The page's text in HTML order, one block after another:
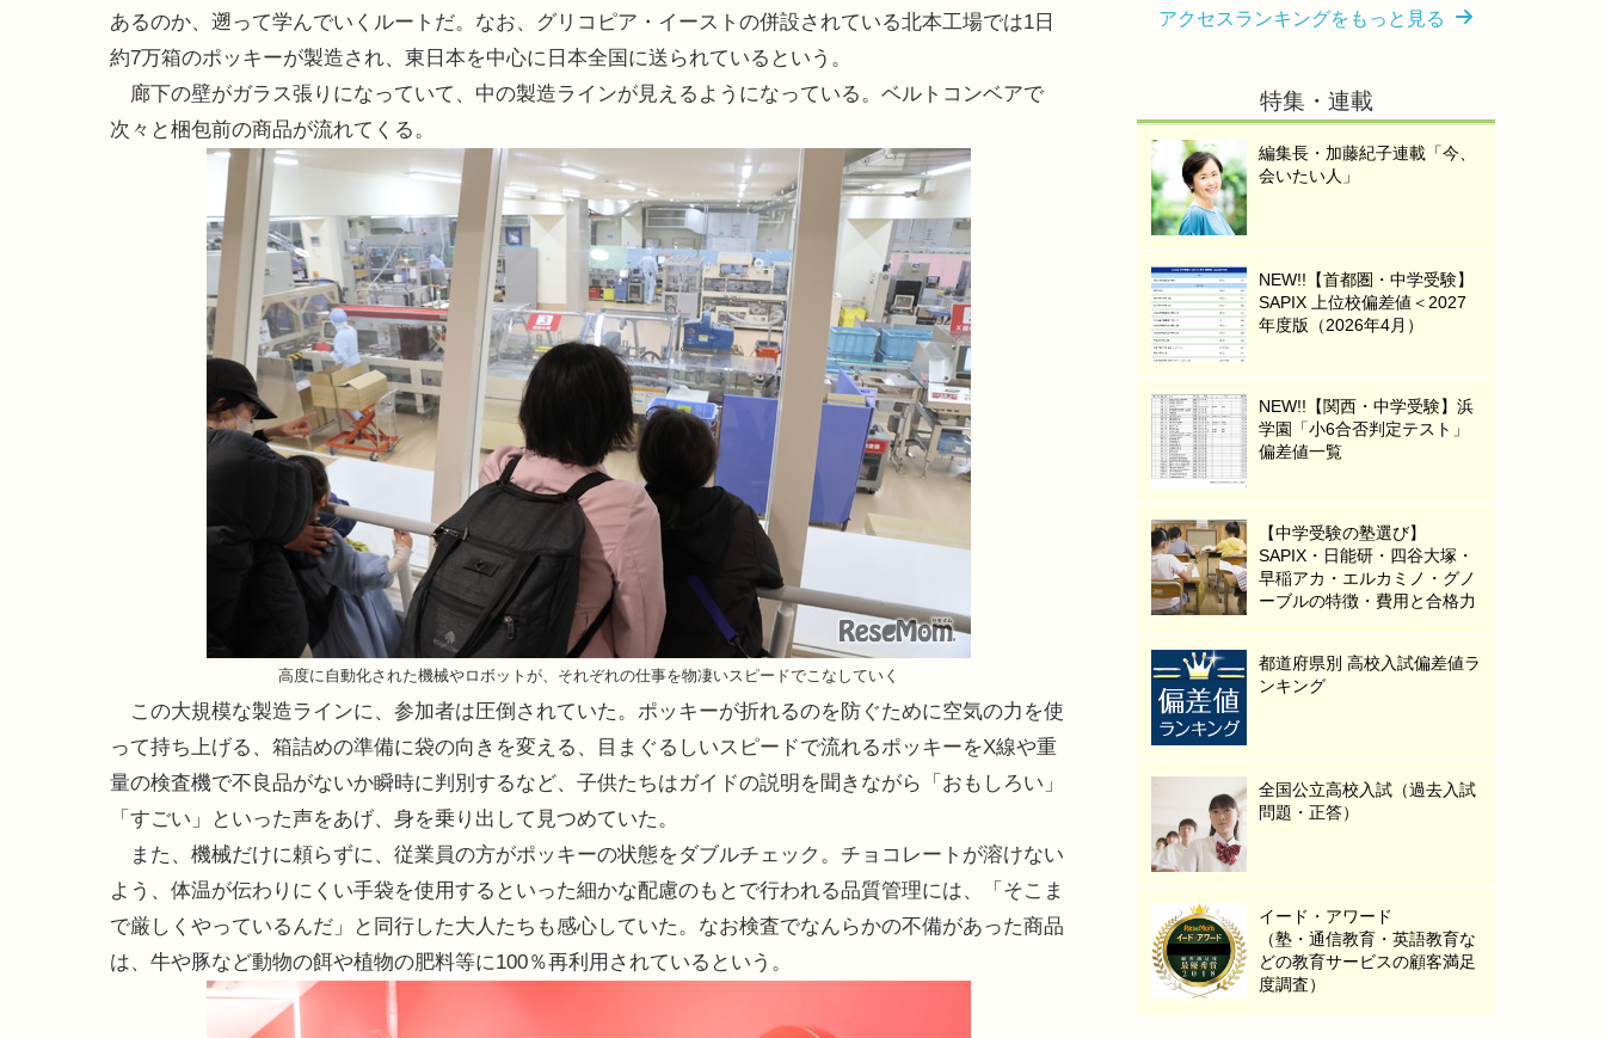
あるのか、遡って学んでいくルートだ。なお、グリコピア・イーストの併設されている北本工場では1日
約7万箱のポッキーが製造され、東日本を中心に日本全国に送られているという。
廊下の壁がガラス張りになっていて、中の製造ラインが見えるようになっている。ベルトコンベアで
次々と梱包前の商品が流れてくる。
高度に自動化された機械やロボットが、それぞれの仕事を物凄いスピードでこなしていく
この大規模な製造ラインに、参加者は圧倒されていた。ポッキーが折れるのを防ぐために空気の力を使
って持ち上げる、箱詰めの準備に袋の向きを変える、目まぐるしいスピードで流れるポッキーをX線や重
量の検査機で不良品がないか瞬時に判別するなど、子供たちはガイドの説明を聞きながら「おもしろい」
「すごい」といった声をあげ、身を乗り出して見つめていた。
また、機械だけに頼らずに、従業員の方がポッキーの状態をダブルチェック。チョコレートが溶けない
よう、体温が伝わりにくい手袋を使用するといった細かな配慮のもとで行われる品質管理には、「そこま
で厳しくやっているんだ」と同行した大人たちも感心していた。なお検査でなんらかの不備があった商品
は、牛や豚など動物の餌や植物の肥料等に100％再利用されているという。
アクセスランキングをもっと見る
特集・連載
編集長・加藤紀子連載「今、
会いたい人」
NEW!!【首都圏・中学受験】
SAPIX 上位校偏差値＜2027
年度版（2026年4月）
NEW!!【関西・中学受験】浜
学園「小6合否判定テスト」
偏差値一覧
【中学受験の塾選び】
SAPIX・日能研・四谷大塚・
早稲アカ・エルカミノ・グノ
ーブルの特徴・費用と合格力
都道府県別 高校入試偏差値ラ
ンキング
全国公立高校入試（過去入試
問題・正答）
イード・アワード
（塾・通信教育・英語教育な
どの教育サービスの顧客満足
度調査）